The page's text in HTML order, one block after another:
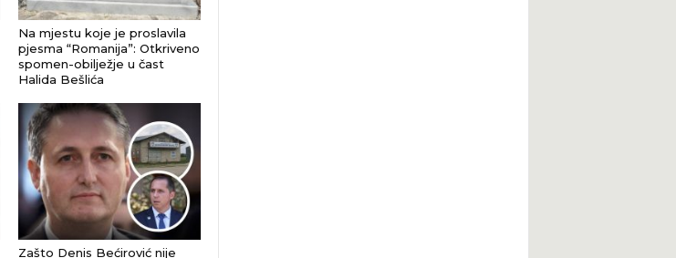
Na mjestu koje je proslavila
pjesma “Romanija”: Otkriveno
spomen-obilježje u čast
Halida Bešlića
Zašto Denis Bećirović nije